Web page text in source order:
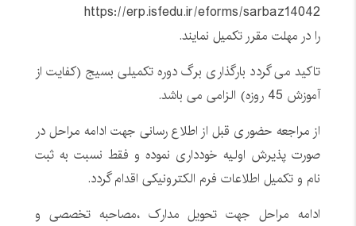
https://erp.isfedu.ir/eforms/sarbaz14042
را در مهلت مقرر تکمیل نمایند.
تاکید می گردد بارگذاری برگ دوره تکمیلی بسیج (کفایت از
آموزش 45 روزه) الزامی می باشد.
از مراجعه حضوری قبل از اطلاع رسانی جهت ادامه مراحل در
صورت پذیرش اولیه خودداری نموده و فقط نسبت به ثبت
نام و تکمیل اطلاعات فرم الکترونیکی اقدام گردد.
ادامه مراحل جهت تحویل مدارک ،مصاحبه تخصصی و